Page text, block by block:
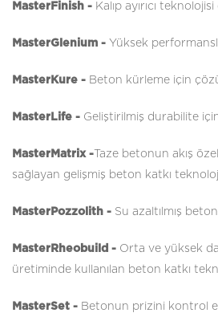
MasterFinish - Kalıp ayırıcı
MasterGlenium - Yüksek
MasterKure - Beton kürleme için
MasterLife - Geliştirilmiş durabilite
MasterMatrix - Taze betonun akış
sağlayan gelişmiş beton katkı
MasterPozzolith - Su azaltılmış
MasterRheobuild - Orta ve yüksek
üretiminde kullanılan beton katkı
MasterSet - Betonun prizini kontrol